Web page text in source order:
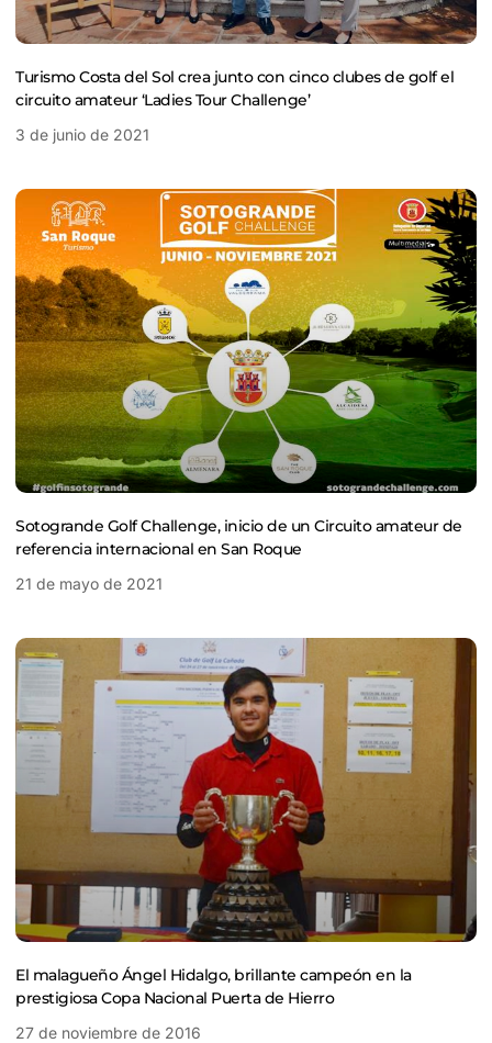
Turismo Costa del Sol crea junto con cinco clubes de golf el
circuito amateur ‘Ladies Tour Challenge’
3 de junio de 2021
Sotogrande Golf Challenge, inicio de un Circuito amateur de
referencia internacional en San Roque
21 de mayo de 2021
El malagueño Ángel Hidalgo, brillante campeón en la
prestigiosa Copa Nacional Puerta de Hierro
27 de noviembre de 2016